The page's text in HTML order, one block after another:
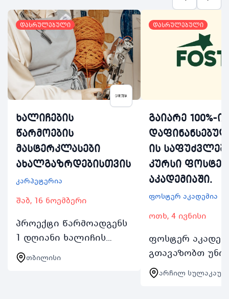
დასრულებული
ხალიჩების
წარმოების
მასტერკლასები
ახალგაზრდებისთვის
კარპეტერია
შაბ, 16 ნოემბერი
პროექტი წარმოადგენს
1 დღიანი ხალიჩის
წარმოების
მასტერკლასების
თბილისი
დასრულებული
გაიარე 100%-
ის
კურსი
აკადემიაში.
ფოსტერ აკადემია
ოთხ, 4 ივნისი
ფოსტერ
გთავაზობთ
შესაძლებლობას
სრულიად
არჩილ